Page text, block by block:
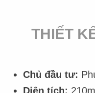
THIẾT
Chủ đầu tư:
Diện tích: